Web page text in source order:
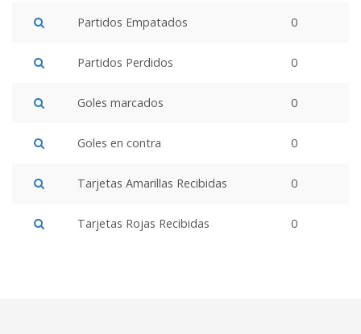
Partidos Empatados 0
Partidos Perdidos 0
Goles marcados 0
Goles en contra 0
Tarjetas Amarillas Recibidas 0
Tarjetas Rojas Recibidas 0